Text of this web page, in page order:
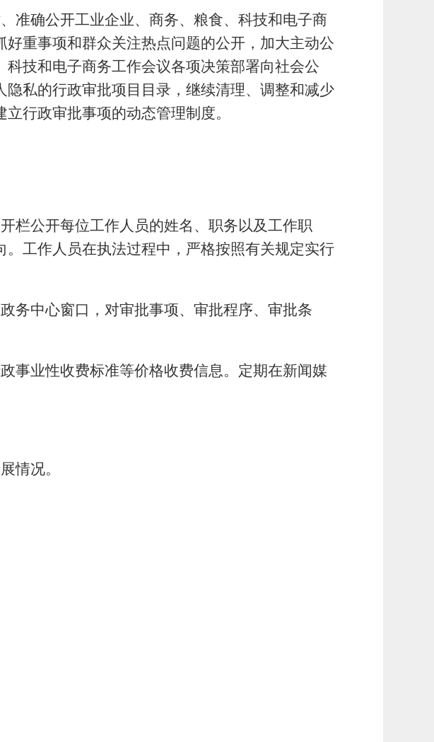
准确公开工业企业、商务、粮食、科技和电子商
重事项和群众关注热点问题的公开，加大主动公
技和电子商务工作会议各项决策部署向社会公
私的行政审批项目目录，继续清理、调整和减少
行政审批事项的动态管理制度。
栏公开每位工作人员的姓名、职务以及工作职
工作人员在执法过程中，严格按照有关规定实行
务中心窗口，对审批事项、审批程序、审批条
事业性收费标准等价格收费信息。定期在新闻媒
情况。